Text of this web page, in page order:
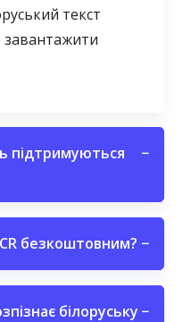
текст
підтримуються
−
безкоштовним? −
білоруську −